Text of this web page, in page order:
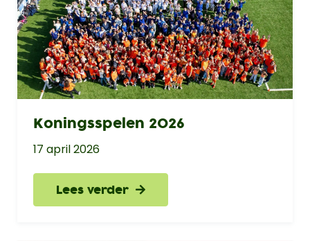
Koningsspelen 2026
17 april 2026
Lees verder